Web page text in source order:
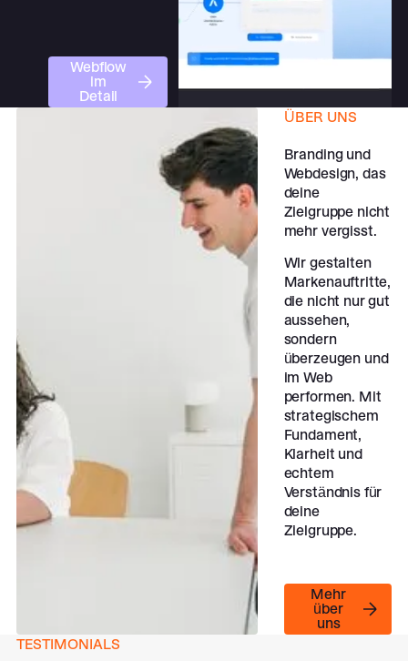
Webflow im Detail
Webflow
im
Detail
Webflow im DetailÜBER UNS
Branding und
Webdesign, das
deine
Zielgruppe nicht
mehr vergisst.
Wir gestalten
Markenauftritte,
die nicht nur gut
aussehen,
sondern
überzeugen und
im Web
performen. Mit
strategischem
Fundament,
Klarheit und
echtem
Verständnis für
deine
Zielgruppe.
Mehr über uns
Mehr
über
uns
TESTIMONIALS